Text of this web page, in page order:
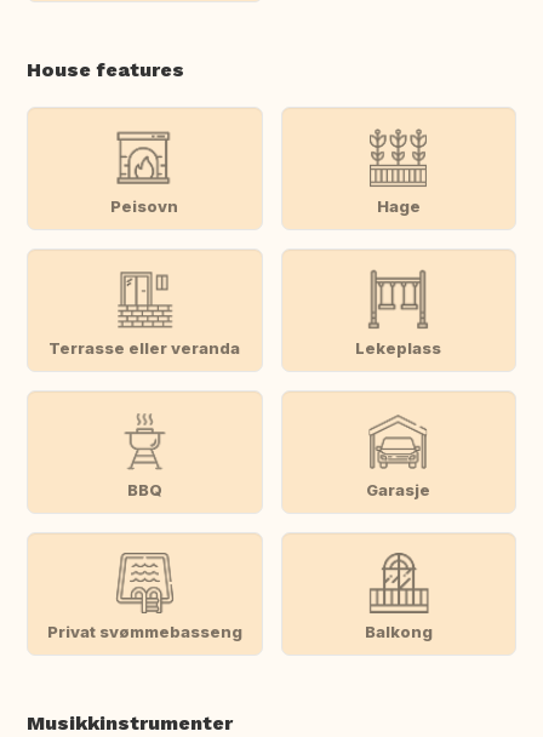
House features
Peisovn Hage
Terrasse eller veranda Lekeplass
BBQ Garasje
Privat svømmebasseng Balkong
Musikkinstrumenter